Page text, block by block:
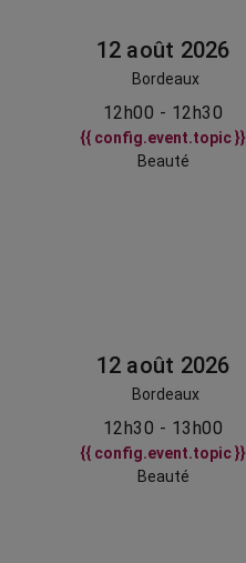
12 août 2026
Bordeaux
12h00 - 12h30
{{ config.event.topic }}
Beauté
12 août 2026
Bordeaux
12h30 - 13h00
{{ config.event.topic }}
Beauté